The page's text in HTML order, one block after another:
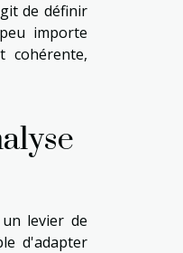
de définir
importe
cohérente,
levier de
d'adapter